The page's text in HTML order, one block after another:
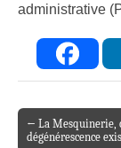
administrative
Post navigation
← La Mesquinerie,
dégénérescence